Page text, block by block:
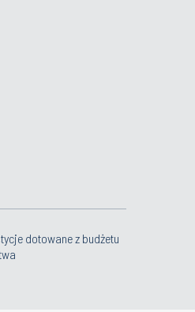
dotowane z budżetu